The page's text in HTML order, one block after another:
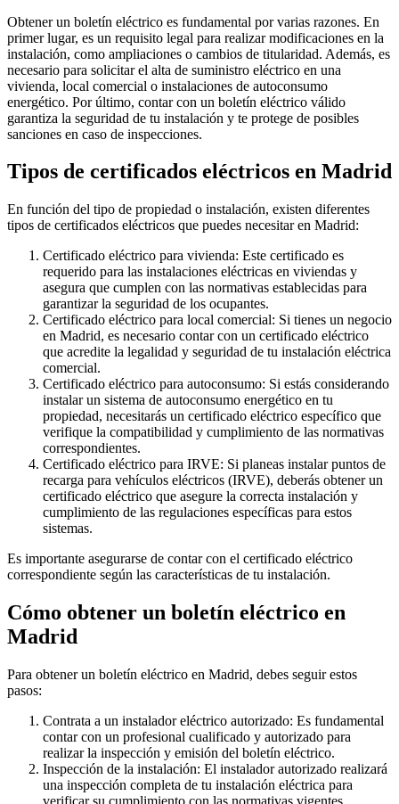
Obtener un boletín eléctrico es fundamental por varias razones. En
primer lugar, es un requisito legal para realizar modificaciones en la
instalación, como ampliaciones o cambios de titularidad. Además, es
necesario para solicitar el alta de suministro eléctrico en una
vivienda, local comercial o instalaciones de autoconsumo
energético. Por último, contar con un boletín eléctrico válido
garantiza la seguridad de tu instalación y te protege de posibles
sanciones en caso de inspecciones.
Tipos de certificados eléctricos en Madrid
En función del tipo de propiedad o instalación, existen diferentes
tipos de certificados eléctricos que puedes necesitar en Madrid:
Certificado eléctrico para vivienda: Este certificado es
requerido para las instalaciones eléctricas en viviendas y
asegura que cumplen con las normativas establecidas para
garantizar la seguridad de los ocupantes.
Certificado eléctrico para local comercial: Si tienes un negocio
en Madrid, es necesario contar con un certificado eléctrico
que acredite la legalidad y seguridad de tu instalación eléctrica
comercial.
Certificado eléctrico para autoconsumo: Si estás considerando
instalar un sistema de autoconsumo energético en tu
propiedad, necesitarás un certificado eléctrico específico que
verifique la compatibilidad y cumplimiento de las normativas
correspondientes.
Certificado eléctrico para IRVE: Si planeas instalar puntos de
recarga para vehículos eléctricos (IRVE), deberás obtener un
certificado eléctrico que asegure la correcta instalación y
cumplimiento de las regulaciones específicas para estos
sistemas.
Es importante asegurarse de contar con el certificado eléctrico
correspondiente según las características de tu instalación.
Cómo obtener un boletín eléctrico en
Madrid
Para obtener un boletín eléctrico en Madrid, debes seguir estos
pasos:
Contrata a un instalador eléctrico autorizado: Es fundamental
contar con un profesional cualificado y autorizado para
realizar la inspección y emisión del boletín eléctrico.
Inspección de la instalación: El instalador autorizado realizará
una inspección completa de tu instalación eléctrica para